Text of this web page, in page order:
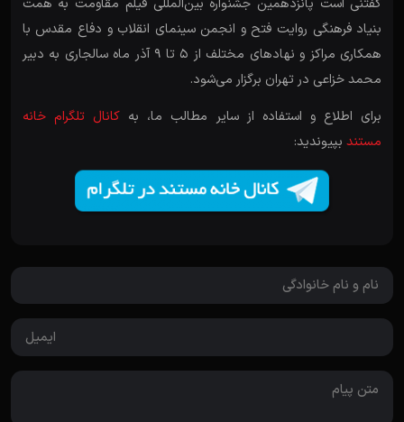
گفتنی است پانزدهمین جشنواره بین‌المللی فیلم مقاومت به همت
بنیاد فرهنگی روایت فتح و انجمن سینمای انقلاب و دفاع مقدس با
همکاری مراکز و نهادهای مختلف از 5 تا 9 آذر ماه سالجاری به دبیر
محمد خزاعی در تهران برگزار می‌شود.
برای اطلاع و استفاده از سایر مطالب ما، به کانال تلگرام خانه
مستندبپیوندید: